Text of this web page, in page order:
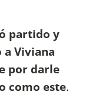
partido y
Viviana
por darle
como este.